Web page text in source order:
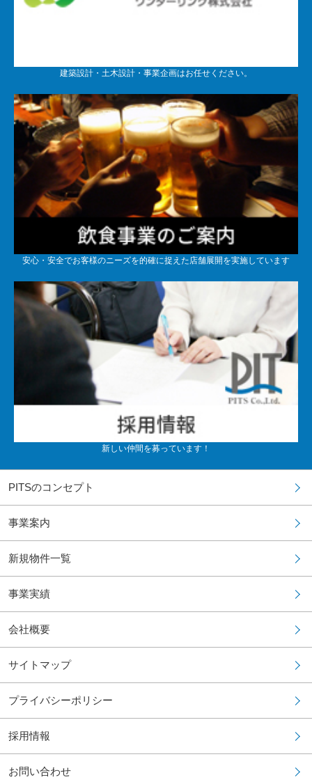
建築設計・土木設計・事業企画はお任せください。
安心・安全でお客様のニーズを的確に捉えた店舗展開を実施しています
新しい仲間を募っています！
PITSのコンセプト
事業案内
新規物件一覧
事業実績
会社概要
サイトマップ
プライバシーポリシー
採用情報
お問い合わせ